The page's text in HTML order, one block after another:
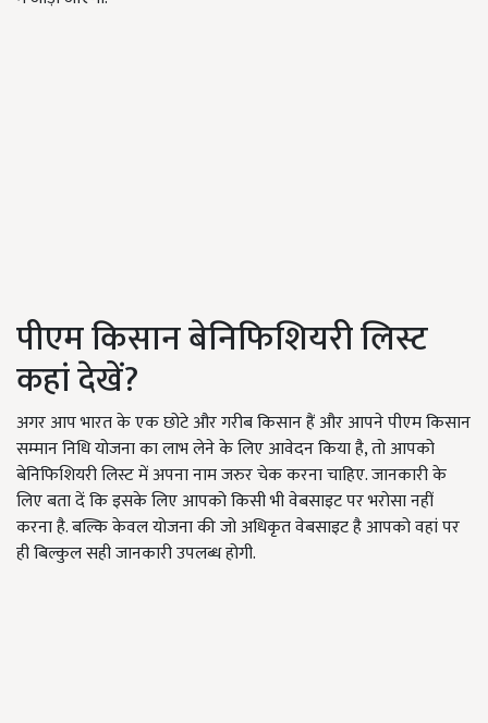
पीएम किसान बेनिफिशियरी लिस्ट
कहां देखें?
अगर आप भारत के एक छोटे और गरीब किसान हैं और आपने पीएम किसान
सम्मान निधि योजना का लाभ लेने के लिए आवेदन किया है, तो आपको
बेनिफिशियरी लिस्ट में अपना नाम जरुर चेक करना चाहिए. जानकारी के
लिए बता दें कि इसके लिए आपको किसी भी वेबसाइट पर भरोसा नहीं
करना है. बल्कि केवल योजना की जो अधिकृत वेबसाइट है आपको वहां पर
ही बिल्कुल सही जानकारी उपलब्ध होगी.